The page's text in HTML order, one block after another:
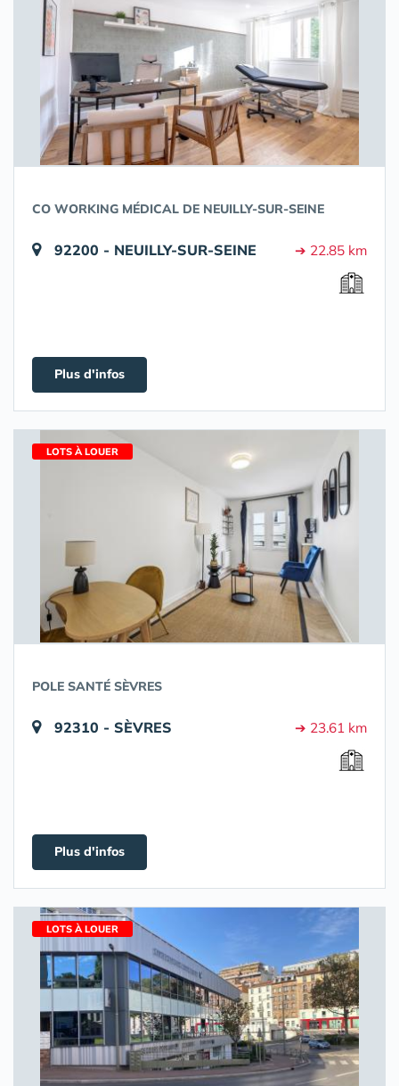
CO WORKING MÉDICAL DE NEUILLY-SUR-SEINE
92200 - NEUILLY-SUR-SEINE ➔ 22.85 km
Plus d'infos
LOTS À LOUER
POLE SANTÉ SÈVRES
92310 - SÈVRES ➔ 23.61 km
Plus d'infos
LOTS À LOUER